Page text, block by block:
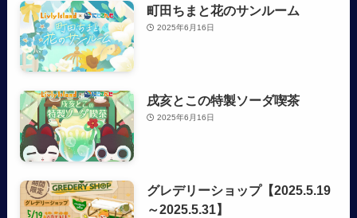
町田ちまと花のサンルーム
2025年6月16日
戌亥とこの特製ソーダ喫茶
2025年6月16日
グレデリーショップ【2025.5.19
～2025.5.31】